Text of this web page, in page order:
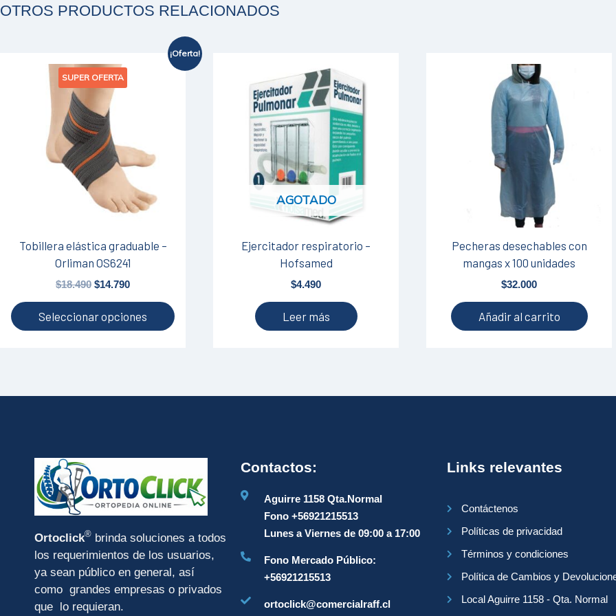
OTROS PRODUCTOS RELACIONADOS
¡Oferta!
SUPER OFERTA
Tobillera elástica graduable –
Orliman OS6241
$18.490
El
precio
original
era:
$18.490.
$14.790
Seleccionar opciones
Este
producto
AGOTADO
Ejercitador respiratorio –
Hofsamed
$4.490
Leer más
Pecheras desechables con
mangas x 100 unidades
$32.000
Añadir al carrito
Ortoclick® brinda soluciones a todos
los requerimientos de los usuarios,
ya sean público en general, así
como grandes empresas o privados
que lo requieran.
Contactos:
Aguirre 1158 Qta.Normal
Fono +56921215513
Lunes a Viernes de 09:00 a 17:00
Fono Mercado Público:
+56921215513
ortoclick@comercialraff.cl
Links relevantes
Contáctenos
Políticas de privacidad
Términos y condiciones
Política de Cambios y
Local Aguirre 1158 - Qta. Normal